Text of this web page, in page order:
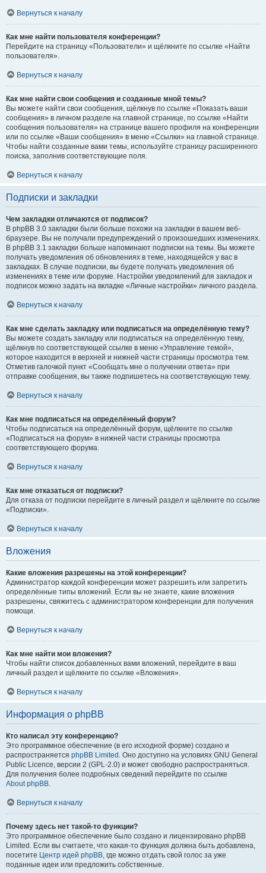
Вернуться к началу
Как мне найти пользователя конференции?
Перейдите на страницу «Пользователи» и щёлкните по ссылке «Найти
пользователя».
Вернуться к началу
Как мне найти свои сообщения и созданные мной темы?
Вы можете найти свои сообщения, щёлкнув по ссылке «Показать ваши
сообщения» в личном разделе на главной странице, по ссылке «Найти
сообщения пользователя» на странице вашего профиля на конференции
или по ссылке «Ваши сообщения» в меню «Ссылки» на главной странице.
Чтобы найти созданные вами темы, используйте страницу расширенного
поиска, заполнив соответствующие поля.
Вернуться к началу
Подписки и закладки
Чем закладки отличаются от подписок?
В phpBB 3.0 закладки были больше похожи на закладки в вашем веб-
браузере. Вы не получали предупреждений о произошедших изменениях.
В phpBB 3.1 закладки больше напоминают подписки на темы. Вы можете
получать уведомления об обновлениях в теме, находящейся у вас в
закладках. В случае подписки, вы будете получать уведомления об
изменениях в теме или форуме. Настройки уведомлений для закладок и
подписок можно задать на вкладке «Личные настройки» личного раздела.
Вернуться к началу
Как мне сделать закладку или подписаться на определённую тему?
Вы можете создать закладку или подписаться на определённую тему,
щёлкнув по соответствующей ссылке в меню «Управление темой»,
которое находится в верхней и нижней части страницы просмотра тем.
Отметив галочкой пункт «Сообщать мне о получении ответа» при
отправке сообщения, вы также подпишетесь на соответствующую тему.
Вернуться к началу
Как мне подписаться на определённый форум?
Чтобы подписаться на определённый форум, щёлкните по ссылке
«Подписаться на форум» в нижней части страницы просмотра
соответствующего форума.
Вернуться к началу
Как мне отказаться от подписки?
Для отказа от подписки перейдите в личный раздел и щёлкните по ссылке
«Подписки».
Вернуться к началу
Вложения
Какие вложения разрешены на этой конференции?
Администратор каждой конференции может разрешить или запретить
определённые типы вложений. Если вы не знаете, какие вложения
разрешены, свяжитесь с администратором конференции для получения
помощи.
Вернуться к началу
Как мне найти мои вложения?
Чтобы найти список добавленных вами вложений, перейдите в ваш
личный раздел и щёлкните по ссылке «Вложения».
Вернуться к началу
Информация о phpBB
Кто написал эту конференцию?
Это программное обеспечение (в его исходной форме) создано и
распространяется phpBB Limited . Оно доступно на условиях GNU General
Public Licence, версии 2 (GPL-2.0) и может свободно распространяться.
Для получения более подробных сведений перейдите по ссылке
About phpBB.
Вернуться к началу
Почему здесь нет такой-то функции?
Это программное обеспечение было создано и лицензировано phpBB
Limited. Если вы считаете, что какая-то функция должна быть добавлена,
посетите Центр идей phpBB, где можно отдать свой голос за уже
поданные идеи или предложить собственные.